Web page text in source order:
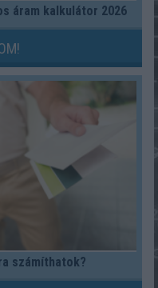
áram kalkulátor 2026
számíthatok?